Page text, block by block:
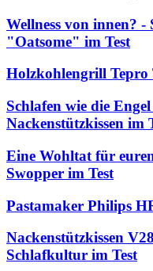
Wellness von innen? -
"Oatsome" im Test
Holzkohlengrill
Schlafen wie die
Nackenstützkissen im
Eine Wohltat für
Swopper im Test
Pastamaker Philips
Nackenstützkissen
Schlafkultur im Test